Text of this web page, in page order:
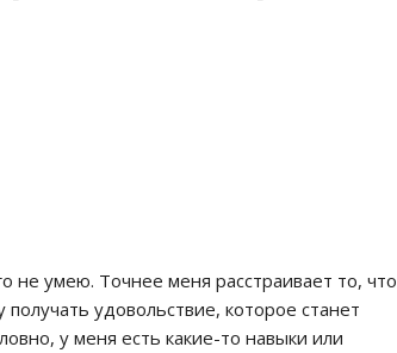
не умею. Точнее меня расстраивает то, что
удовольствие, которое станет
у меня есть какие-то навыки или